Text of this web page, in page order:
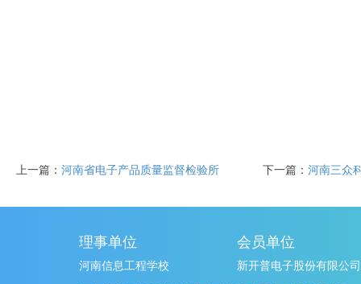
上一篇： 河南省电子产品质量监督检验所 下一篇：河南三众
理事单位
河南信息工程学校
会员单位
新开普电子股份有限公司